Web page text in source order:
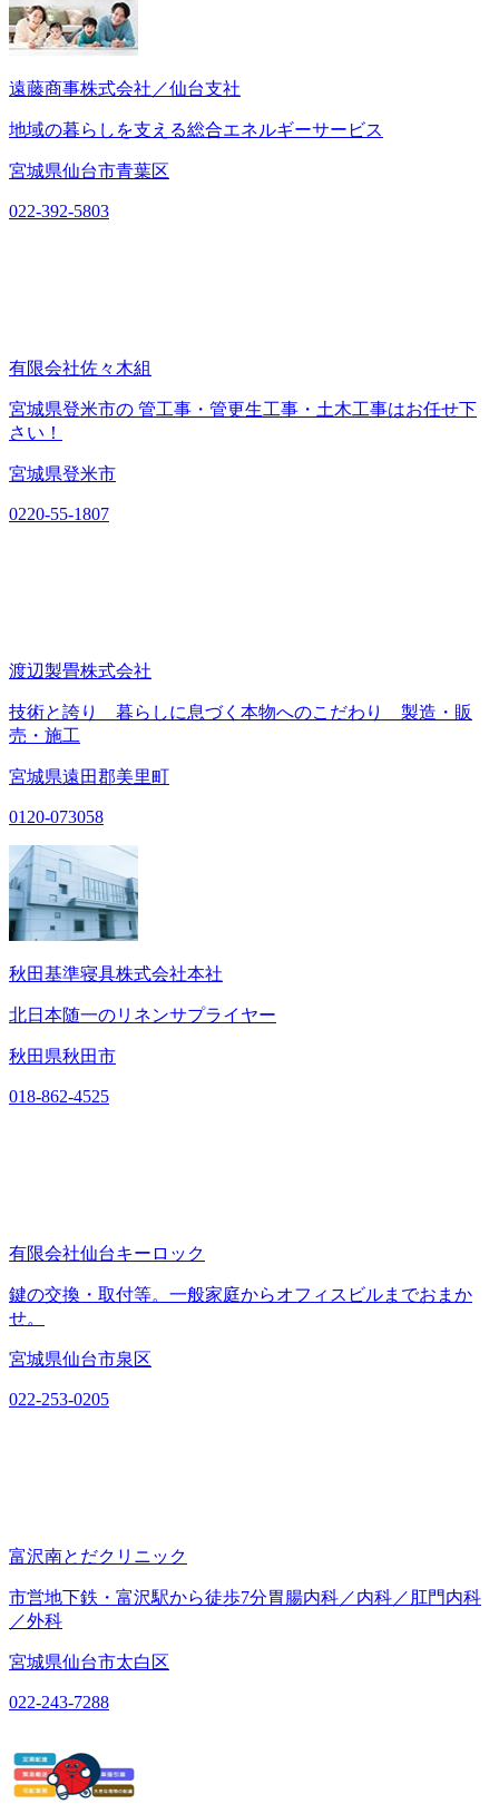
遠藤商事株式会社／仙台支社
地域の暮らしを支える総合エネルギーサービス
宮城県仙台市青葉区
022-392-5803
有限会社佐々木組
宮城県登米市の 管工事・管更生工事・土木工事はお任せ下
さい！
宮城県登米市
0220-55-1807
渡辺製畳株式会社
技術と誇り 暮らしに息づく本物へのこだわり 製造・販
売・施工
宮城県遠田郡美里町
0120-073058
秋田基準寝具株式会社本社
北日本随一のリネンサプライヤー
秋田県秋田市
018-862-4525
有限会社仙台キーロック
鍵の交換・取付等。一般家庭からオフィスビルまでおまか
せ。
宮城県仙台市泉区
022-253-0205
富沢南とだクリニック
市営地下鉄・富沢駅から徒歩7分胃腸内科／内科／肛門内科
／外科
宮城県仙台市太白区
022-243-7288